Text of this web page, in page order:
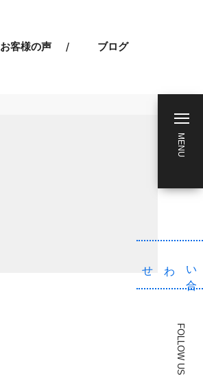
お客様の声 ブログ
MENU
わせ
FOLLOW US